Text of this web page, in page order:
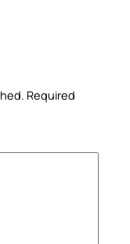
Required